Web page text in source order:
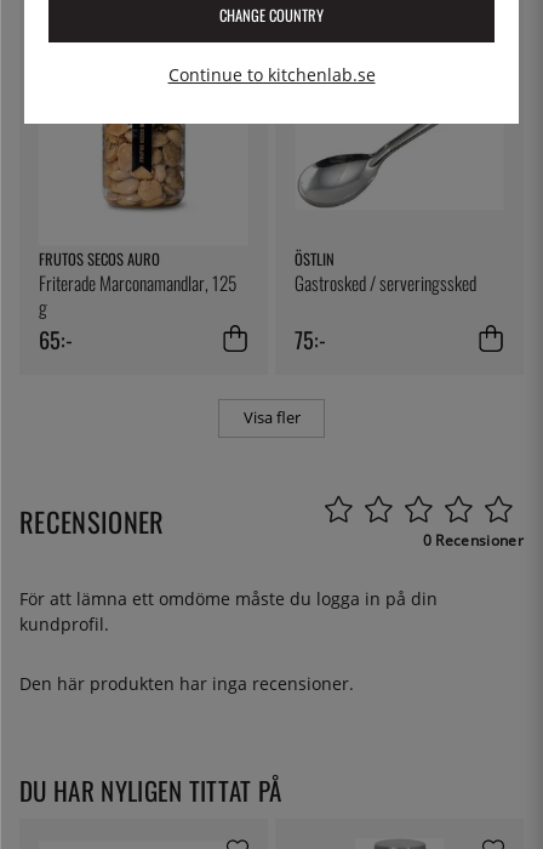
FRUTOS SECOS AURO
Friterade Marconamandlar, 125
g
65:-
ÖSTLIN
Gastrosked / serveringssked
75:-
Visa fler
RECENSIONER 0 Recensioner
För att lämna ett omdöme måste du logga in på din
kundprofil.
Den här produkten har inga recensioner.
DU HAR NYLIGEN TITTAT PÅ
CHANGE COUNTRY
Continue to kitchenlab.se